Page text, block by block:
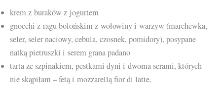
krem z buraków z jogurtem
gnocchi z ragu bolońskim z wołowiny i warzyw (marchewka,
seler, seler naciowy, cebula, czosnek, pomidory), posypane
natką pietruszki i serem grana padano
tarta ze szpinakiem, pestkami dyni i dwoma serami, których
nie skąpiłam – fetą i mozzarellą fior di latte.